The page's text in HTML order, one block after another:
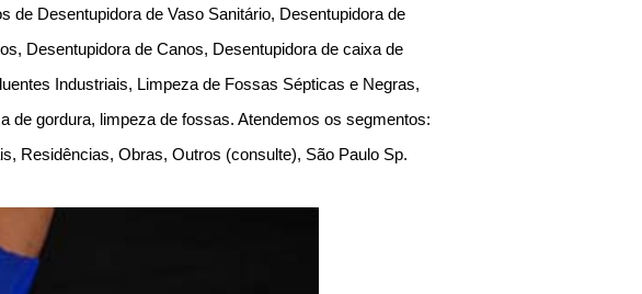
Desentupidora de Vaso Sanitário, Desentupidora de
Desentupidora de Canos, Desentupidora de caixa de
Industriais, Limpeza de Fossas Sépticas e Negras,
de gordura, limpeza de fossas. Atendemos os segmentos:
Residências, Obras, Outros (consulte), São Paulo Sp.